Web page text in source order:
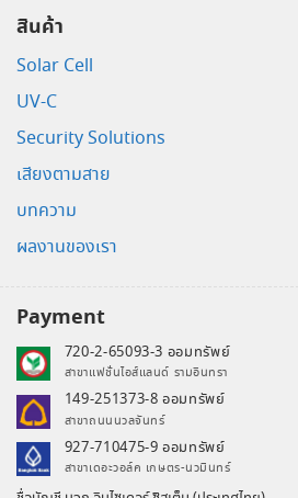
สินค้า
Solar Cell
UV-C
Security Solutions
เสียงตามสาย
บทความ
ผลงานของเรา
Payment
720-2-65093-3 ออมทรัพย์
สาขาแฟชั่นไอส์แลนด์ รามอินทรา
149-251373-8 ออมทรัพย์
สาขาถนนนวลจันทร์
927-710475-9 ออมทรัพย์
สาขาเดอะวอล์ค เกษตร-นวมินทร์